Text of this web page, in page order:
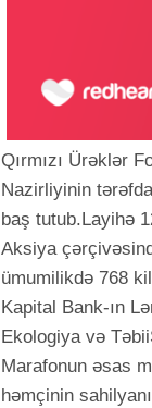
Qırmızı Ürəklər
Nazirliyinin
baş tutub.Layihə
Aksiya
ümumilikdə 768
Kapital Bank-ın
Ekologiya və
Marafonun əsas
həmçinin